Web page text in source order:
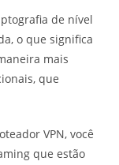
de nível
o que significa
mais
que
VPN, você
que estão